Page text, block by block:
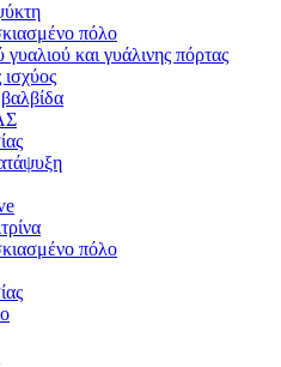
πόλο
και γυάλινης πόρτας
ισχύος
πόλο